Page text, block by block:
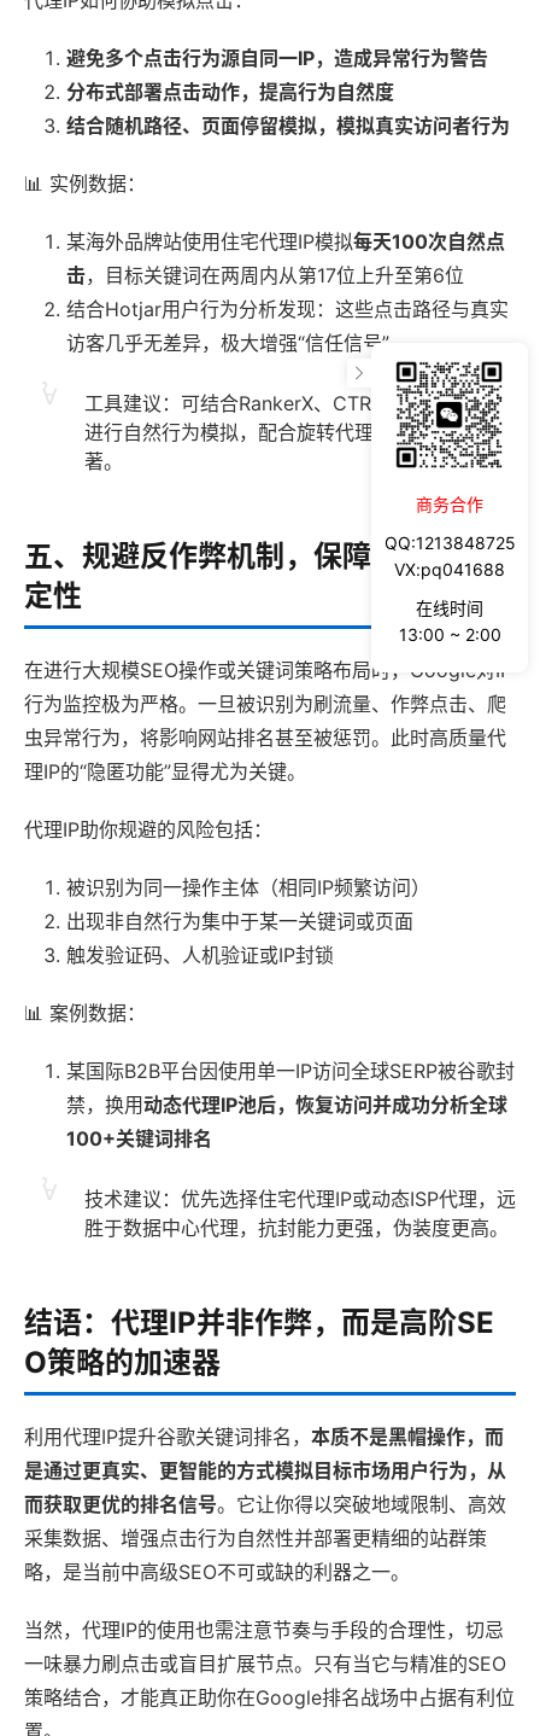
避免多个点击行为源自同一IP，造成异常行为警告
分布式部署点击动作，提高行为自然度
结合随机路径、页面停留模拟，模拟真实访问者行为
📊 实例数据：
某海外品牌站使用住宅代理IP模拟每天100次自然点
击，目标关键词在两周内从第17位上升至第6位
结合Hotjar用户行为分析发现：这些点击路径与真实
访客几乎无差异，极大增强“信任信号”
工具建议：可结合RankerX、CTR Booster等工具
进行自然行为模拟，配合旋转代理IP使用，效果显
著。
五、规避反作弊机制，保障长期优化稳
定性
在进行大规模SEO操作或关键词策略布局时，Google对IP
行为监控极为严格。一旦被识别为刷流量、作弊点击、爬
虫异常行为，将影响网站排名甚至被惩罚。此时高质量代
理IP的“隐匿功能”显得尤为关键。
代理IP助你规避的风险包括：
被识别为同一操作主体（相同IP频繁访问）
出现非自然行为集中于某一关键词或页面
触发验证码、人机验证或IP封锁
📊 案例数据：
某国际B2B平台因使用单一IP访问全球SERP被谷歌封
禁，换用动态代理IP池后，恢复访问并成功分析全球
100+关键词排名
技术建议：优先选择住宅代理IP或动态ISP代理，远
胜于数据中心代理，抗封能力更强，伪装度更高。
结语：代理IP并非作弊，而是高阶SE
O策略的加速器
利用代理IP提升谷歌关键词排名， 本质不是黑帽操作，而
是通过更真实、更智能的方式模拟目标市场用户行为，从
而获取更优的排名信号。它让你得以突破地域限制、高效
采集数据、增强点击行为自然性并部署更精细的站群策
略，是当前中高级SEO不可或缺的利器之一。
当然，代理IP的使用也需注意节奏与手段的合理性，切忌
一味暴力刷点击或盲目扩展节点。只有当它与精准的SEO
策略结合，才能真正助你在Google排名战场中占据有利位
置。
商务合作
QQ:1213848725
VX:pq041688
在线时间
13:00 ~ 2:00